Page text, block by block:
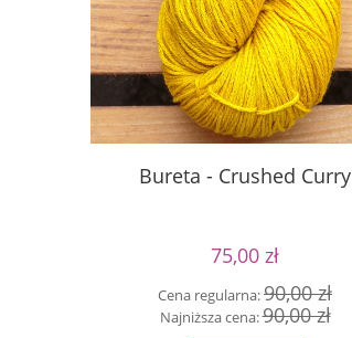
Bureta - Crushed Curry
75,00 zł
Cena regularna:90,00 zł
Najniższa cena:90,00 zł